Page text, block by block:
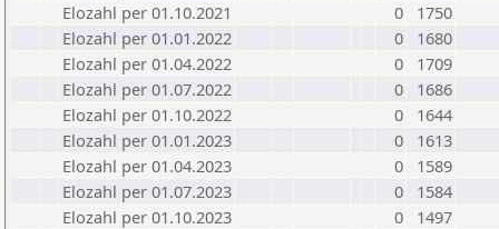
Elozahl per 01.10.2021
0
1750
Elozahl per 01.01.2022
0
1680
Elozahl per 01.04.2022
0
1709
Elozahl per 01.07.2022
0
1686
Elozahl per 01.10.2022
0
1644
Elozahl per 01.01.2023
0
1613
Elozahl per 01.04.2023
0
1589
Elozahl per 01.07.2023
0
1584
Elozahl per 01.10.2023
0
1497